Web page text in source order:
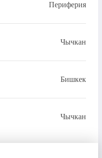
Периферия
Чычкан
Бишкек
Чычкан